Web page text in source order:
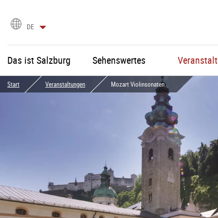
Sprachauswahl
DE
Das ist Salzburg Sehenswertes
Start Veranstaltungen Mozart Violinsonaten